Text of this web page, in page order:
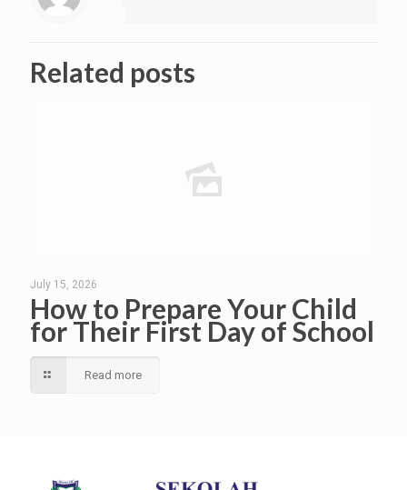
Related posts
July 15, 2026
How to Prepare Your Child
for Their First Day of School
Read more